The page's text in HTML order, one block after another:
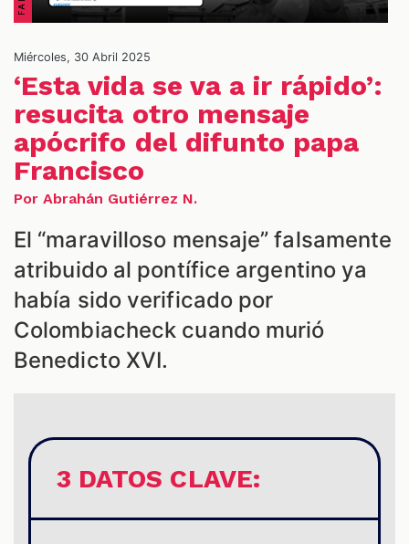
Miércoles, 30 Abril 2025
‘Esta vida se va a ir rápido’:
resucita otro mensaje
apócrifo del difunto papa
Francisco
Por Abrahán Gutiérrez N.
El “maravilloso mensaje” falsamente
atribuido al pontífice argentino ya
había sido verificado por
Colombiacheck cuando murió
Benedicto XVI.
3 DATOS CLAVE: